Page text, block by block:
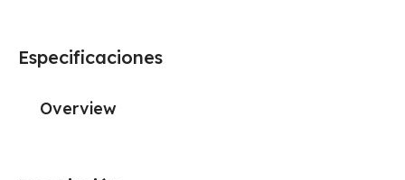
Especificaciones
Overview